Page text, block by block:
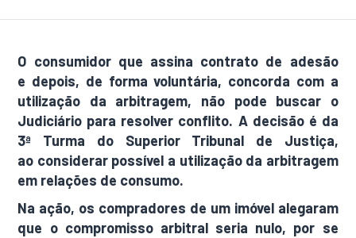
O consumidor que assina contrato de adesão
e depois, de forma voluntária, concorda com a
utilização da arbitragem, não pode buscar o
Judiciário para resolver conflito. A decisão é da
3ª Turma do Superior Tribunal de Justiça,
ao considerar possível a utilização da arbitragem
em relações de consumo.
Na ação, os compradores de um imóvel alegaram
que o compromisso arbitral seria nulo, por se